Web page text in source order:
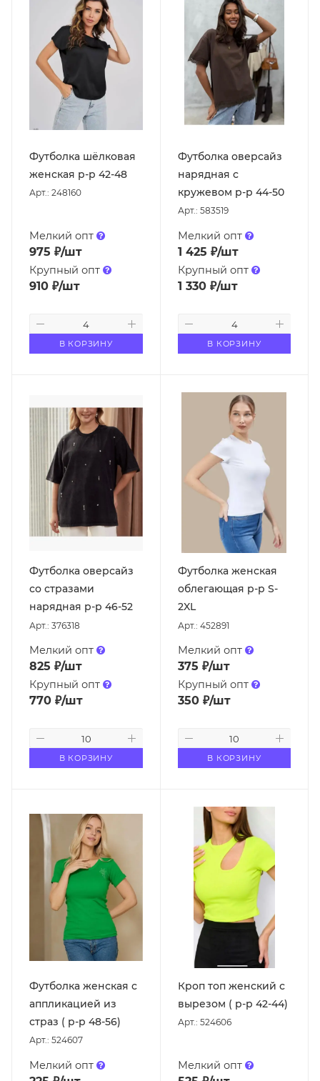
Футболка шёлковая
женская р-р 42-48
Арт.: 248160
Мелкий опт
975 ₽/шт
Крупный опт
910 ₽/шт
В КОРЗИНУ
Футболка оверсайз
нарядная с
кружевом р-р 44-50
Арт.: 583519
Мелкий опт
1 425 ₽/шт
Крупный опт
1 330₽/шт
В КОРЗИНУ
Футболка оверсайз
со стразами
нарядная р-р 46-52
Арт.: 376318
Мелкий опт
825 ₽/шт
Крупный опт
770 ₽/шт
В КОРЗИНУ
Футболка женская
облегающая р-р S-
2XL
Арт.: 452891
Мелкий опт
375 ₽/шт
Крупный опт
350₽/шт
В КОРЗИНУ
Футболка женская с
аппликацией из
страз ( р-р 48-56)
Арт.: 524607
Мелкий опт
Кроп топ женский с
вырезом ( р-р 42-44)
Арт.: 524606
Мелкий опт